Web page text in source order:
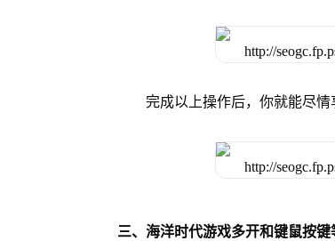
完成以上操作后，你就能尽情
三、海洋时代游戏多开和键鼠按键